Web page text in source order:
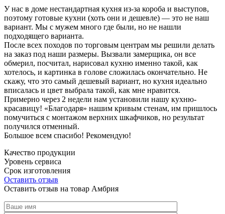
У нас в доме нестандартная кухня из-за короба и выступов,
поэтому готовые кухни (хоть они и дешевле) — это не наш
вариант. Мы с мужем много где были, но не нашли
подходящего варианта.
После всех походов по торговым центрам мы решили делать
на заказ под наши размеры. Вызвали замерщика, он все
обмерил, посчитал, нарисовал кухню именно такой, как
хотелось, и картинка в голове сложилась окончательно. Не
скажу, что это самый дешевый вариант, но кухня идеально
вписалась и цвет выбрала такой, как мне нравится.
Примерно через 2 недели нам установили нашу кухню-
красавицу! «Благодаря» нашим кривым стенам, им пришлось
помучиться с монтажом верхних шкафчиков, но результат
получился отменный.
Большое всем спасибо! Рекомендую!
Качество продукции
Уровень сервиса
Срок изготовления
Оставить отзыв
Оставить отзыв на товар Амбрия